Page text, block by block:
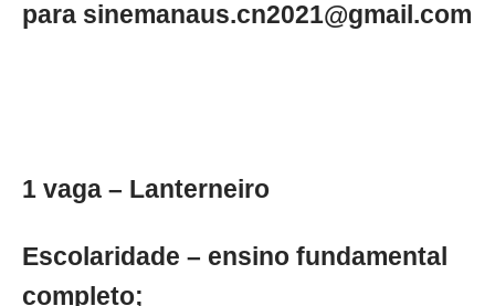
para sinemanaus.cn2021@gmail.com
1 vaga – Lanterneiro
Escolaridade – ensino fundamental
completo;